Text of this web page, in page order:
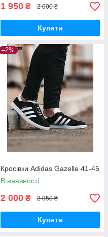
1 950 ₴ 2 000 ₴
Купити
–2%
Кросівки Adidas Gazelle 41-45
В наявності
2 000 ₴ 2 050 ₴
Купити